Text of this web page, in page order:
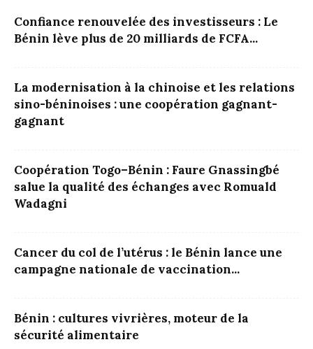
Confiance renouvelée des investisseurs : Le
Bénin lève plus de 20 milliards de FCFA...
La modernisation à la chinoise et les relations
sino-béninoises : une coopération gagnant-
gagnant
Coopération Togo–Bénin : Faure Gnassingbé
salue la qualité des échanges avec Romuald
Wadagni
Cancer du col de l’utérus : le Bénin lance une
campagne nationale de vaccination...
Bénin : cultures vivrières, moteur de la
sécurité alimentaire